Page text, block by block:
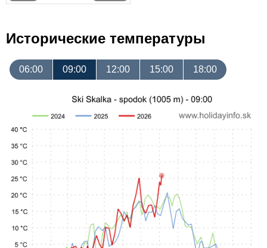
Исторические температуры
06:00 09:00 12:00 15:00 18:00